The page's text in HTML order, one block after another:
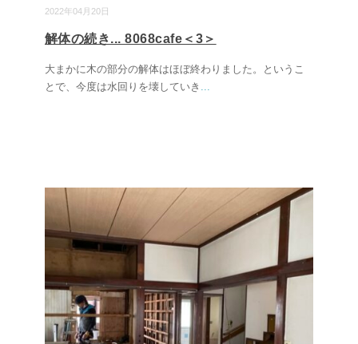
2022年04月20日
解体の続き... 8068cafe＜3＞
大まかに木の部分の解体はほぼ終わりました。というこ
とで、今度は水回りを壊していき